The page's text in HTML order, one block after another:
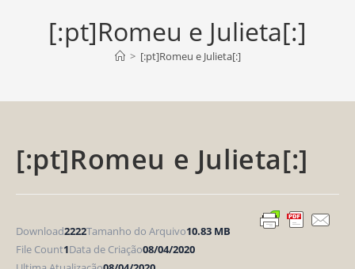
[:pt]Romeu e Julieta[:]
> [:pt]Romeu e Julieta[:]
[:pt]Romeu e Julieta[:]
Download2222Tamanho do Arquivo10.83 MB
File Count1Data de Criação08/04/2020